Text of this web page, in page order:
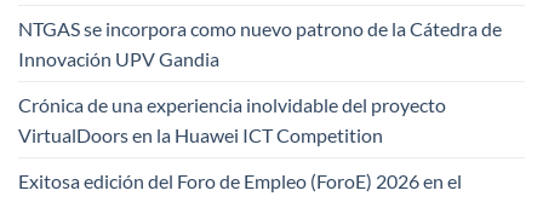
NTGAS se incorpora como nuevo patrono de la Cátedra de
Innovación UPV Gandia
Crónica de una experiencia inolvidable del proyecto
VirtualDoors en la Huawei ICT Competition
Exitosa edición del Foro de Empleo (ForoE) 2026 en el